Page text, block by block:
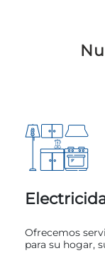
Ofrecemos
para su hogar,